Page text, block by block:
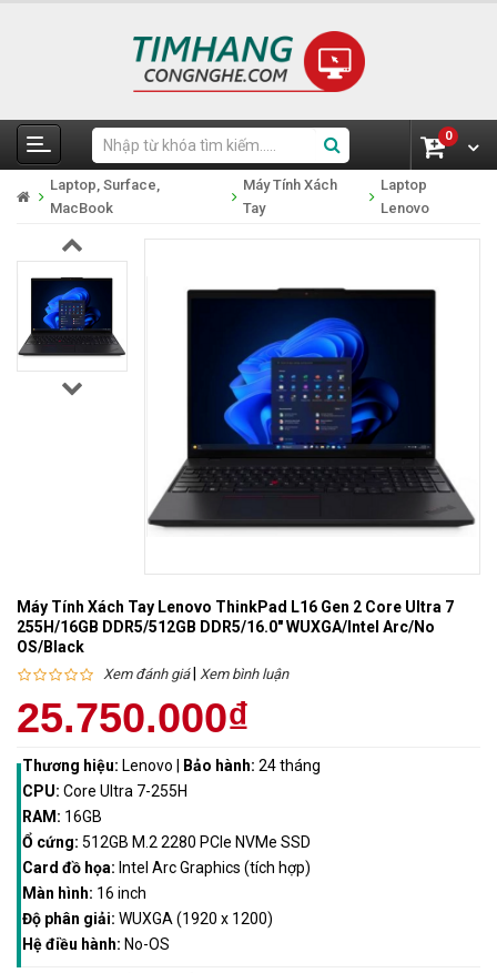
0
Laptop, Surface,
MacBook
Máy Tính Xách
Tay
Laptop
Lenovo
Máy Tính Xách Tay Lenovo ThinkPad L16 Gen 2 Core Ultra 7
255H/16GB DDR5/512GB DDR5/16.0" WUXGA/Intel Arc/No
OS/Black
Xem đánh giá| Xem bình luận
25.750.000₫
Thương hiệu: Lenovo Bảo hành: 24 tháng
CPU: Core Ultra 7-255H
RAM: 16GB
Ổ cứng: 512GB M.2 2280 PCle NVMe SSD
Card đồ họa: Intel Arc Graphics (tích hợp)
Màn hình: 16 inch
Độ phân giải: WUXGA (1920 x 1200)
Hệ điều hành: No-OS